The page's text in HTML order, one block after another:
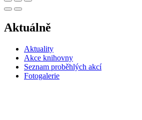
Aktuálně
Aktuality
Akce knihovny
Seznam proběhlých akcí
Fotogalerie